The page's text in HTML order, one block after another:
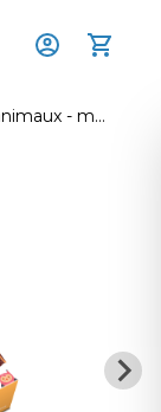
Origami - les animaux - mes premiers pliages (coffret)